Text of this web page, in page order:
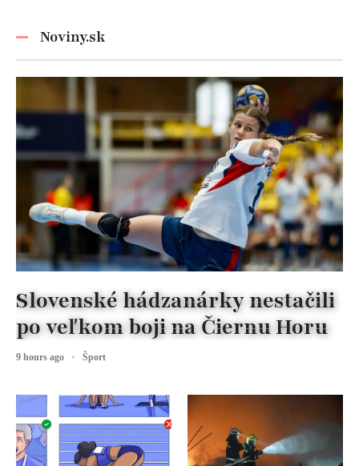
Noviny.sk
Slovenské hádzanárky nestačili
po veľkom boji na Čiernu Horu
9 hours ago Šport